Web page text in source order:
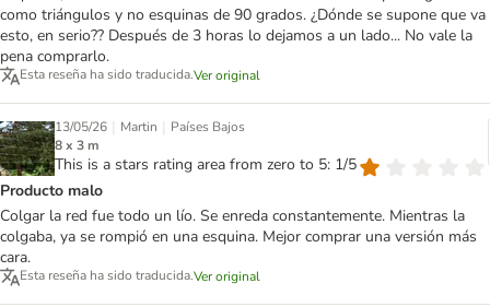
como triángulos y no esquinas de 90 grados. ¿Dónde se supone que va
esto, en serio?? Después de 3 horas lo dejamos a un lado... No vale la
pena comprarlo.
Esta reseña ha sido traducida.Ver original
13/05/26 | Martin | Países Bajos
8 x 3 m
This is a stars rating area from zero to 5: 1/5
Producto malo
Colgar la red fue todo un lío. Se enreda constantemente. Mientras la
colgaba, ya se rompió en una esquina. Mejor comprar una versión más
cara.
Esta reseña ha sido traducida.Ver original